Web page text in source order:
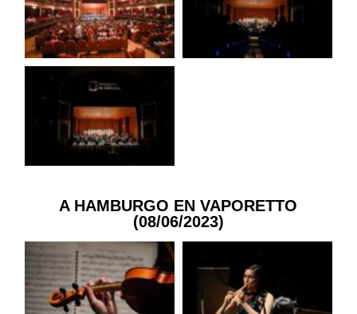
A HAMBURGO EN VAPORETTO
(08/06/2023)